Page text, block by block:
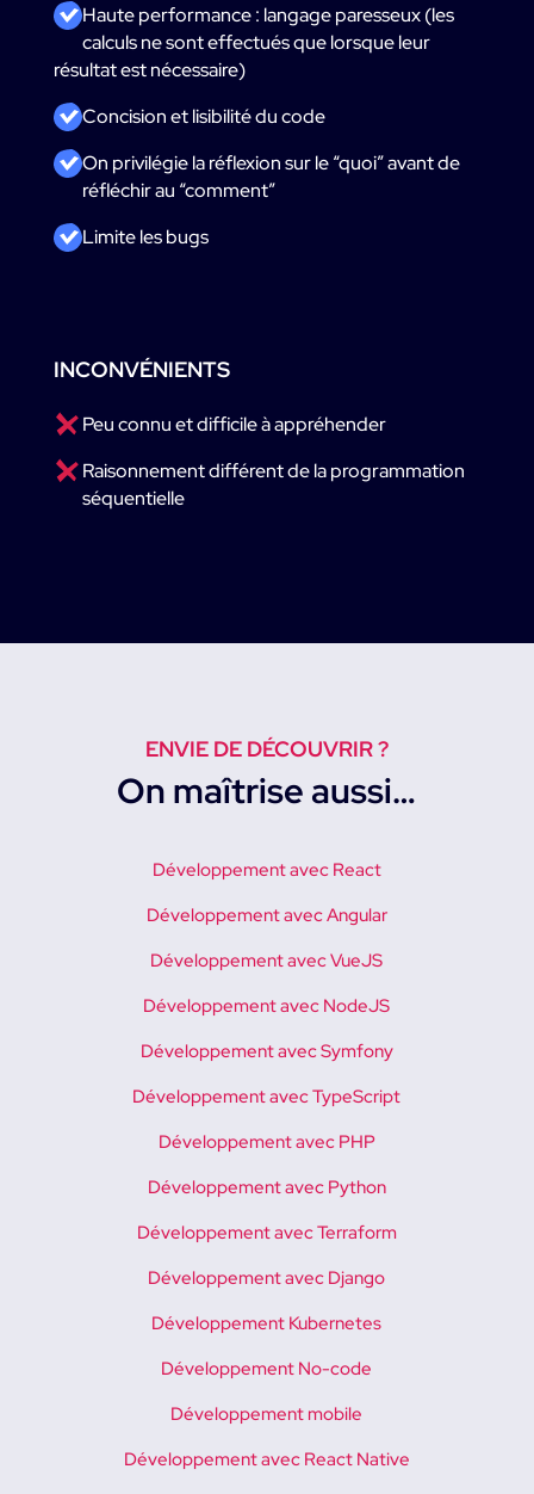
ㅤHaute performance : langage paresseux (les
calculs ne sont effectués que lorsque leur
résultat est nécessaire)
ㅤConcision et lisibilité du code
ㅤOn privilégie la réflexion sur le “quoi” avant de
réfléchir au “comment”
ㅤLimite les bugs
INCONVÉNIENTS
ㅤPeu connu et difficile à appréhender
ㅤRaisonnement différent de la programmation
séquentielle
ENVIE DE DÉCOUVRIR ?
On maîtrise aussi…
Développement avec React
Développement avec Angular
Développement avec VueJS
Développement avec NodeJS
Développement avec Symfony
Développement avec TypeScript
Développement avec PHP
Développement avec Python
Développement avec Terraform
Développement avec Django
Développement Kubernetes
Développement No-code
Développement mobile
Développement avec React Native